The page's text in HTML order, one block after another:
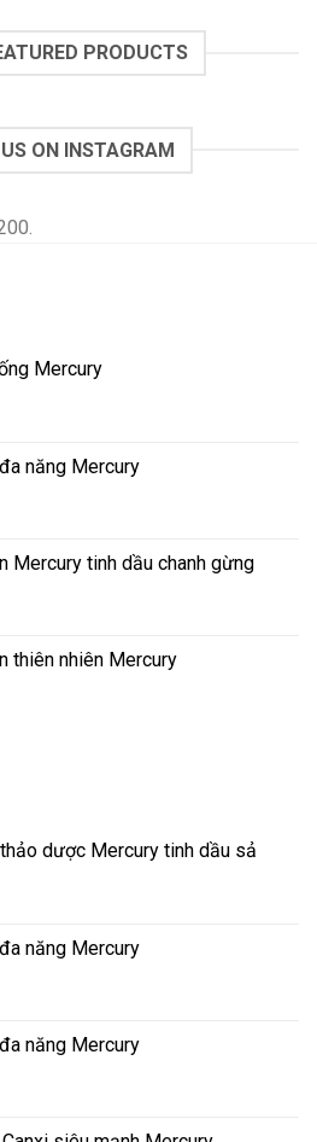
PRODUCTS
ON INSTAGRAM
Mercury
năng Mercury
Mercury tinh dầu chanh gừng
thiên nhiên Mercury
dược Mercury tinh dầu sả
năng Mercury
năng Mercury